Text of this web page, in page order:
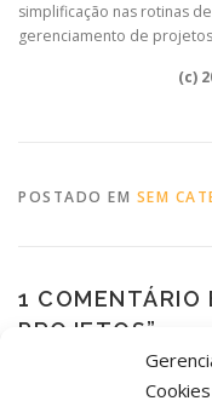
Cookies
simplificação nas rotinas
gerenciamento de projetos
(c)
POSTADO EM SEM
1 COMENTÁRIO
PROJETOS”